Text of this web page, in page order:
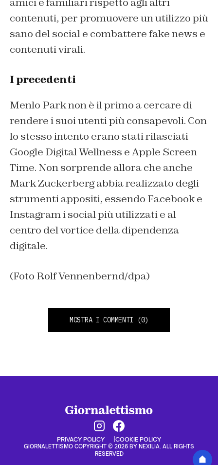
amici e familiari rispetto agli altri
contenuti, per promuovere un utilizzo più
sano del social e combattere fake news e
contenuti virali.
I precedenti
Menlo Park non è il primo a cercare di
rendere i suoi utenti più consapevoli. Con
lo stesso intento erano stati rilasciati
Google Digital Wellness e Apple Screen
Time. Non sorprende allora che anche
Mark Zuckerberg abbia realizzato degli
strumenti appositi, essendo Facebook e
Instagram i social più utilizzati e al
centro del vortice della dipendenza
digitale.
(Foto Rolf Vennenbernd/dpa)
MOSTRA I COMMENTI (0)
PRIVACY POLICY COOKIE POLICY
GIORNALETTISMO COPYRIGHT © 2026 BY NEXILIA. ALL RIGHTS
RESERVED